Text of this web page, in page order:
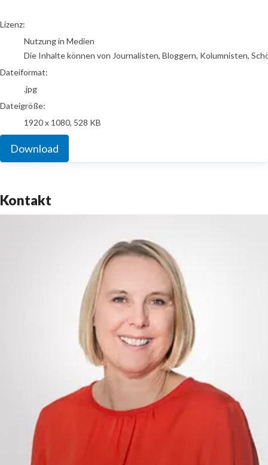
go to media item
Lizenz:
Nutzung in Medien
Die Inhalte können von Journalisten, Bloggern, Kolumnisten,
Dateiformat:
.jpg
Dateigröße:
1920 x 1080, 528 KB
Download
Kontakt